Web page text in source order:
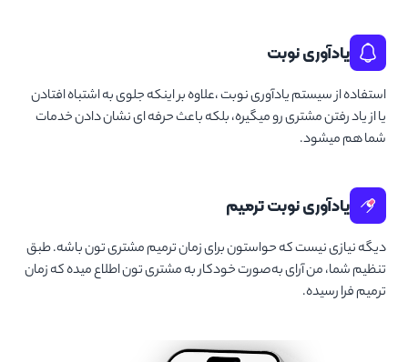
یادآوری نوبت
استفاده از سیستم یادآوری نوبت ،علاوه بر اینکه جلوی به اشتباه افتادن
یا از یاد رفتن مشتری رو میگیره، بلکه باعث حرفه ای نشان دادن خدمات
شما هم میشود.
یادآوری نوبت ترمیم
دیگه نیازی نیست که حواستون برای زمان ترمیم مشتری تون باشه. طبق
تنظیم شما، من آرای به‌صورت خودکار به مشتری تون اطلاع میده که زمان
ترمیم فرا رسیده.